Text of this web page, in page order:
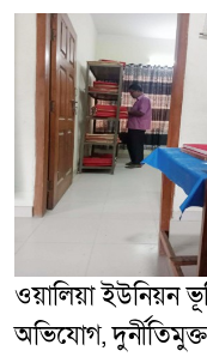
ওয়ালিয়া ইউনিয়ন
অভিযোগ, দুর্নীতিমুক্ত